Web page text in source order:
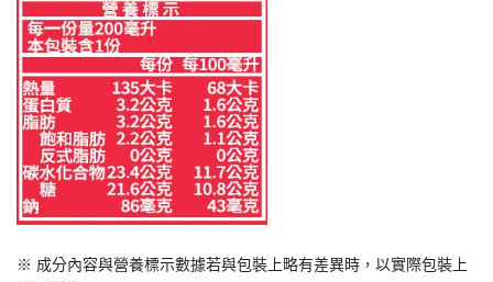
※ 成分內容與營養標示數據若與包裝上略有差異時，以實際包裝上